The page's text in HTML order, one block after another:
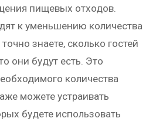
пищевых отходов.
к уменьшению количества
знаете, сколько гостей
они будут есть. Это
количества
можете устраивать
будете использовать